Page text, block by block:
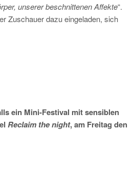
unserer beschnittenen Affekte“.
Zuschauer dazu eingeladen, sich
ein Mini-Festival mit sensiblen
Reclaim the night, am Freitag den